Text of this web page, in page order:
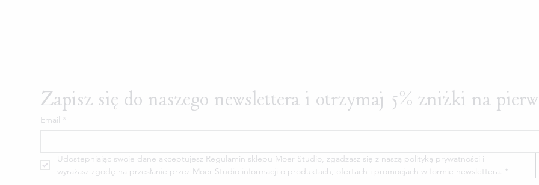
Zapisz się do naszego newslettera i otrzymaj 5% zniżki na
Email *
Udostępniając swoje dane akceptujesz Regulamin sklepu Moer Studio, zgadzasz się z naszą polityką prywatności i
wyrażasz zgodę na przesłanie przez Moer Studio informacji o produktach, ofertach i promocjach w formie newslettera. *